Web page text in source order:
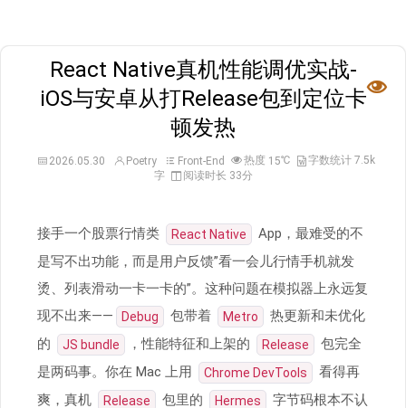
React Native真机性能调优实战-
iOS与安卓从打Release包到定位卡
顿发热
2026.05.30 Poetry Front-End 热度 15℃
字数统计 7.5k
字
阅读时长 33分

接手一个股票行情类 React Native
App，最难受的不
是写不出功能，而是用户反馈”看一会儿行情手机就发
烫、列表滑动一卡一卡的”。这种问题在模拟器上永远复
现不出来——
Debug 包带着 Metro
热更新和未优化
的
JS bundle ，性能特征和上架的 Release
包完全
是两码事。你在 Mac 上用
Chrome DevTools
看得再
爽，真机
Release 包里的 Hermes
字节码根本不认